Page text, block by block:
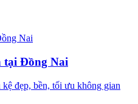
tại Đồng Nai